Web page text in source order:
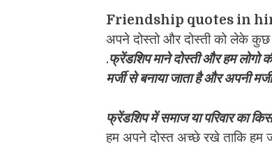
Friendship quotes in
अपने दोस्तो और दोस्ती को लेके
.फ्रेंडशिप माने दोस्ती और हम लोगो
मर्जी से बनाया जाता है और अपनी
फ्रेंडशिप में समाज या परिवार का
हम अपने दोस्त अच्छे रखे ताकि हम